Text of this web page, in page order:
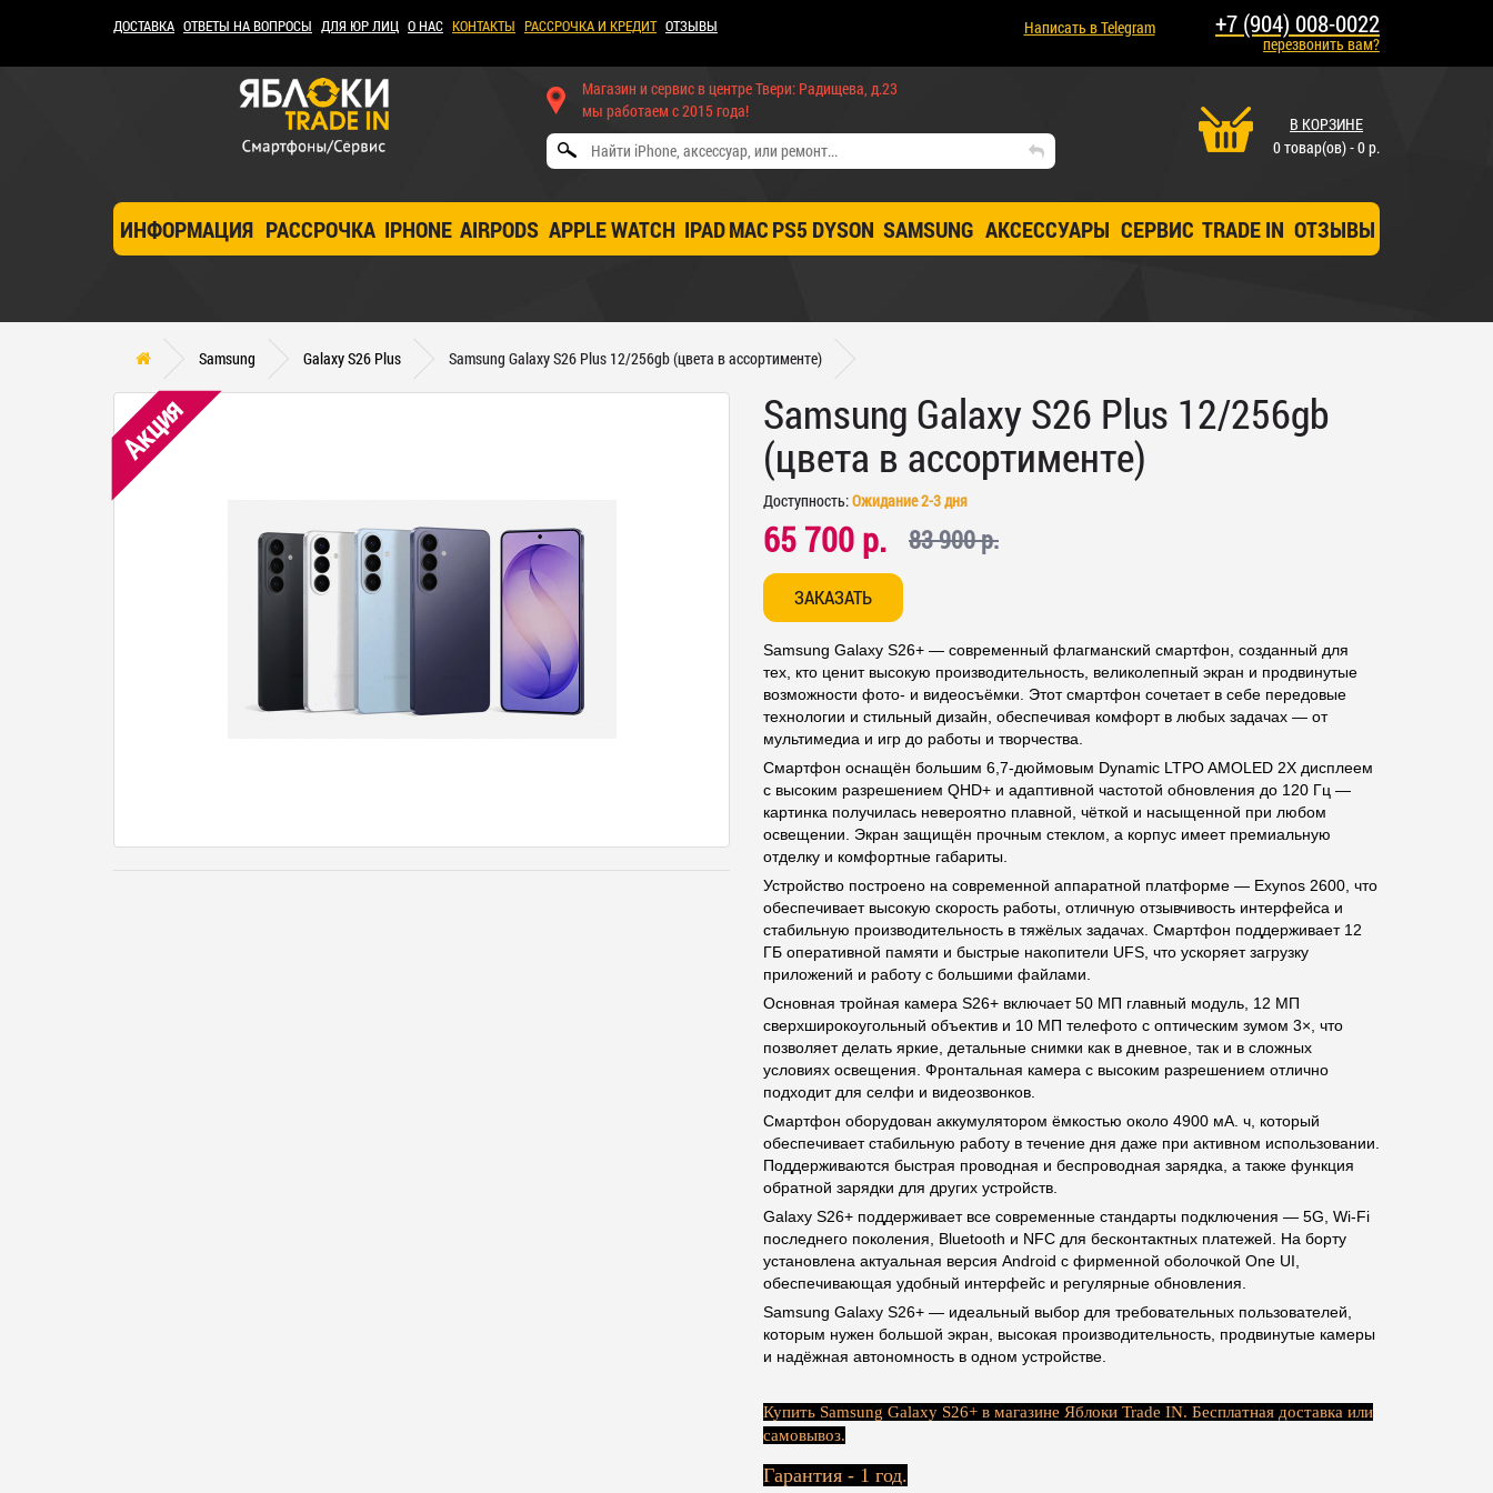
ДОСТАВКА ОТВЕТЫ НА ВОПРОСЫ ДЛЯ ЮР ЛИЦ О НАС КОНТАКТЫ РАССРОЧКА И КРЕДИТ ОТЗЫВЫ Написать в Telegram +7 (904) 008-0022
перезвонить вам?
Магазин и сервис в центре Твери: Радищева, д.23
мы работаем с 2015 года!
В КОРЗИНЕ
0 товар(ов) - 0 р.
ИНФОРМАЦИЯ РАССРОЧКА IPHONE AIRPODS APPLE WATCH IPADMACPS5 DYSON SAMSUNG АКСЕССУАРЫ СЕРВИС TRADE IN ОТЗЫВЫ
Samsung Galaxy S26 Plus Samsung Galaxy S26 Plus 12/256gb (цвета в ассортименте)
Акция
Samsung Galaxy S26 Plus 12/256gb
(цвета в ассортименте)
Доступность:Ожидание 2-3 дня
65 700 р. 83 900 р.
ЗАКАЗАТЬ
Samsung Galaxy S26+ — современный флагманский смартфон, созданный для
тех, кто ценит высокую производительность, великолепный экран и продвинутые
возможности фото- и видеосъёмки. Этот смартфон сочетает в себе передовые
технологии и стильный дизайн, обеспечивая комфорт в любых задачах — от
мультимедиа и игр до работы и творчества.
Смартфон оснащён большим 6,7-дюймовым Dynamic LTPO AMOLED 2X дисплеем
с высоким разрешением QHD+ и адаптивной частотой обновления до 120 Гц —
картинка получилась невероятно плавной, чёткой и насыщенной при любом
освещении. Экран защищён прочным стеклом, а корпус имеет премиальную
отделку и комфортные габариты.
Устройство построено на современной аппаратной платформе — Exynos 2600, что
обеспечивает высокую скорость работы, отличную отзывчивость интерфейса и
стабильную производительность в тяжёлых задачах. Смартфон поддерживает 12
ГБ оперативной памяти и быстрые накопители UFS, что ускоряет загрузку
приложений и работу с большими файлами.
Основная тройная камера S26+ включает 50 МП главный модуль, 12 МП
сверхширокоугольный объектив и 10 МП телефото с оптическим зумом 3×, что
позволяет делать яркие, детальные снимки как в дневное, так и в сложных
условиях освещения. Фронтальная камера с высоким разрешением отлично
подходит для селфи и видеозвонков.
Смартфон оборудован аккумулятором ёмкостью около 4900 мА. ч, который
обеспечивает стабильную работу в течение дня даже при активном использовании.
Поддерживаются быстрая проводная и беспроводная зарядка, а также функция
обратной зарядки для других устройств.
Galaxy S26+ поддерживает все современные стандарты подключения — 5G, Wi-Fi
последнего поколения, Bluetooth и NFC для бесконтактных платежей. На борту
установлена актуальная версия Android с фирменной оболочкой One UI,
обеспечивающая удобный интерфейс и регулярные обновления.
Samsung Galaxy S26+ — идеальный выбор для требовательных пользователей,
которым нужен большой экран, высокая производительность, продвинутые камеры
и надёжная автономность в одном устройстве.
Купить Samsung Galaxy S26+ в магазине Яблоки Trade IN. Бесплатная доставка или
самовывоз.
Гарантия - 1 год.